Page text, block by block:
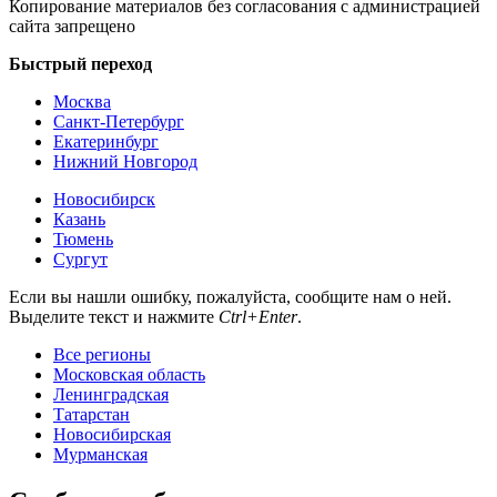
Копирование материалов без согласования с администрацией
сайта запрещено
Быстрый переход
Москва
Санкт-Петербург
Екатеринбург
Нижний Новгород
Новосибирск
Казань
Тюмень
Сургут
Если вы нашли ошибку, пожалуйста, сообщите нам о ней.
Выделите текст и нажмите Ctrl+Enter.
Все регионы
Московская область
Ленинградская
Татарстан
Новосибирская
Мурманская